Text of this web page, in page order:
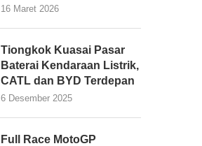
16 Maret 2026
Tiongkok Kuasai Pasar
Baterai Kendaraan Listrik,
CATL dan BYD Terdepan
6 Desember 2025
Full Race MotoGP